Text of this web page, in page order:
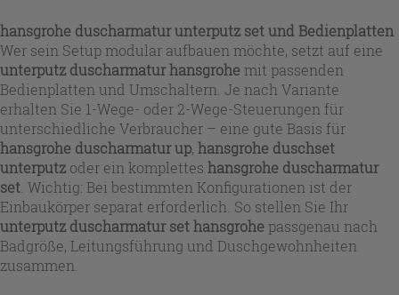
hansgrohe duscharmatur unterputz set und Bedienplatten
Wer sein Setup modular aufbauen möchte, setzt auf eine
unterputz duscharmatur hansgrohe mit passenden
Bedienplatten und Umschaltern. Je nach Variante
erhalten Sie 1-Wege- oder 2-Wege-Steuerungen für
unterschiedliche Verbraucher – eine gute Basis für
hansgrohe duscharmatur up, hansgrohe duschset
unterputz oder ein komplettes hansgrohe duscharmatur
set . Wichtig: Bei bestimmten Konfigurationen ist der
Einbaukörper separat erforderlich. So stellen Sie Ihr
unterputz duscharmatur set hansgrohe passgenau nach
Badgröße, Leitungsführung und Duschgewohnheiten
zusammen.